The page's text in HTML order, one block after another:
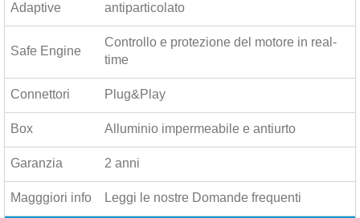
Adaptive
antiparticolato
Safe Engine
Controllo e protezione del motore in real-
time
Connettori Plug&Play
Box Alluminio impermeabile e antiurto
Garanzia 2 anni
Magggiori info Leggi le nostre Domande frequenti